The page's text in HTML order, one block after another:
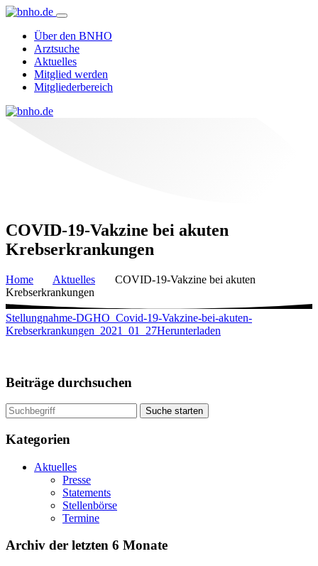
Über den BNHO
Arztsuche
Aktuelles
Mitglied werden
Mitgliederbereich
COVID-19-Vakzine bei akuten
Krebserkrankungen
Home Aktuelles
COVID-19-Vakzine bei akuten
Krebserkrankungen
Stellungnahme-DGHO_Covid-19-Vakzine-bei-akuten-
Krebserkrankungen_2021_01_27Herunterladen
Beiträge durchsuchen
Suche starten
Kategorien
Aktuelles
Presse
Statements
Stellenbörse
Termine
Archiv der letzten 6 Monate